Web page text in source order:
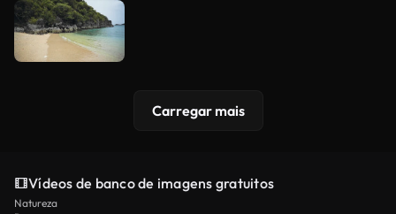
Carregar mais
Vídeos de banco de imagens gratuitos
Natureza